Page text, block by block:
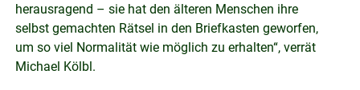
herausragend – sie hat den älteren Menschen ihre
selbst gemachten Rätsel in den Briefkasten geworfen,
um so viel Normalität wie möglich zu erhalten“, verrät
Michael Kölbl.